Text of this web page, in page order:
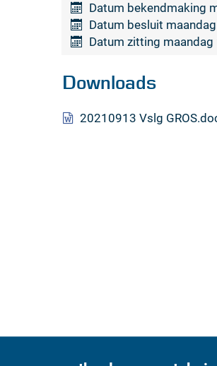
Datum bekendmaking
Datum besluit
Datum zitting
Downloads
20210913 Vslg